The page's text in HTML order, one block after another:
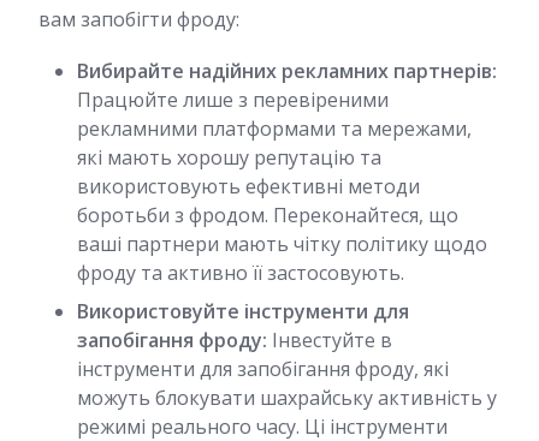
вам запобігти фроду:
Вибирайте надійних рекламних партнерів:
Працюйте лише з перевіреними
рекламними платформами та мережами,
які мають хорошу репутацію та
використовують ефективні методи
боротьби з фродом. Переконайтеся, що
ваші партнери мають чітку політику щодо
фроду та активно її застосовують.
Використовуйте інструменти для
запобігання фроду: Інвестуйте в
інструменти для запобігання фроду, які
можуть блокувати шахрайську активність у
режимі реального часу. Ці інструменти